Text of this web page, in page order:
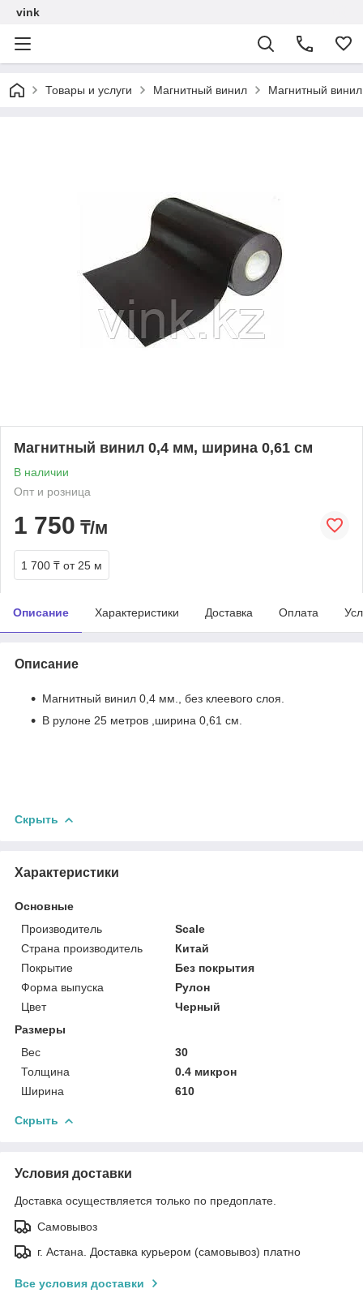
vink
Товары и услуги Магнитный винил Магнитный
Магнитный винил 0,4 мм, ширина 0,61 см
В наличии
Опт и розница
1 750 ₸/м
1 700 ₸ от 25 м
Описание Характеристики Доставка Оплата
Описание
Магнитный винил 0,4 мм., без клеевого слоя.
В рулоне 25 метров ,ширина 0,61 см.
Скрыть
Характеристики
Основные
Производитель
Scale
Страна производитель
Китай
Покрытие
Без покрытия
Форма выпуска
Рулон
Цвет
Черный
Размеры
Вес
30
Толщина
0.4 микрон
Ширина
610
Скрыть
Условия доставки
Доставка осуществляется только по предоплате.
Самовывоз
г. Астана. Доставка курьером (самовывоз) платно
Все условия доставки